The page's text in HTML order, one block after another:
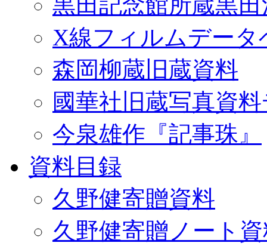
X線フィルムデータ
森岡柳蔵旧蔵資料
國華社旧蔵写真資
今泉雄作『記事珠』
資料目録
久野健寄贈資料
久野健寄贈ノート